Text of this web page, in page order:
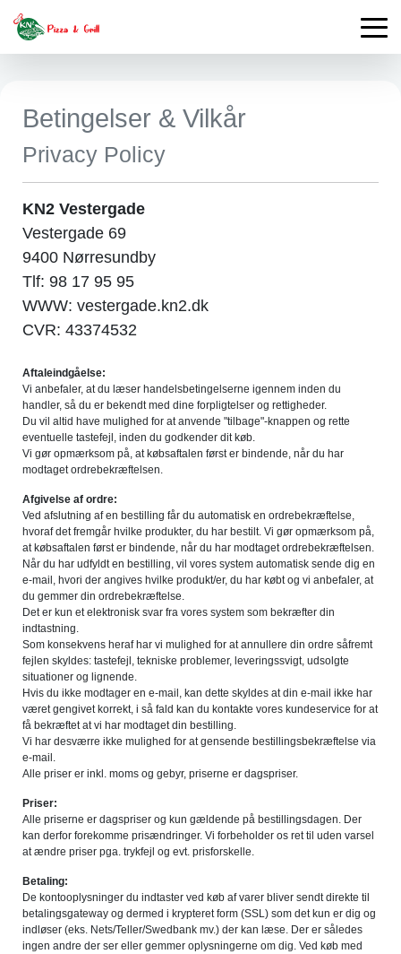
Betingelser & Vilkår
Privacy Policy
KN2 Vestergade
Vestergade 69
9400 Nørresundby
Tlf: 98 17 95 95
WWW: vestergade.kn2.dk
CVR: 43374532
Aftaleindgåelse:
Vi anbefaler, at du læser handelsbetingelserne igennem inden du
handler, så du er bekendt med dine forpligtelser og rettigheder.
Du vil altid have mulighed for at anvende "tilbage"-knappen og rette
eventuelle tastefejl, inden du godkender dit køb.
Vi gør opmærksom på, at købsaftalen først er bindende, når du har
modtaget ordrebekræftelsen.
Afgivelse af ordre:
Ved afslutning af en bestilling får du automatisk en ordrebekræftelse,
hvoraf det fremgår hvilke produkter, du har bestilt. Vi gør opmærksom på,
at købsaftalen først er bindende, når du har modtaget ordrebekræftelsen.
Når du har udfyldt en bestilling, vil vores system automatisk sende dig en
e-mail, hvori der angives hvilke produkt/er, du har købt og vi anbefaler, at
du gemmer din ordrebekræftelse.
Det er kun et elektronisk svar fra vores system som bekræfter din
indtastning.
Som konsekvens heraf har vi mulighed for at annullere din ordre såfremt
fejlen skyldes: tastefejl, tekniske problemer, leveringssvigt, udsolgte
situationer og lignende.
Hvis du ikke modtager en e-mail, kan dette skyldes at din e-mail ikke har
været gengivet korrekt, i så fald kan du kontakte vores kundeservice for at
få bekræftet at vi har modtaget din bestilling.
Vi har desværre ikke mulighed for at gensende bestillingsbekræftelse via
e-mail.
Alle priser er inkl. moms og gebyr, priserne er dagspriser.
Priser:
Alle priserne er dagspriser og kun gældende på bestillingsdagen. Der
kan derfor forekomme prisændringer. Vi forbeholder os ret til uden varsel
at ændre priser pga. trykfejl og evt. prisforskelle.
Betaling:
De kontooplysninger du indtaster ved køb af varer bliver sendt direkte til
betalingsgateway og dermed i krypteret form (SSL) som det kun er dig og
indløser (eks. Nets/Teller/Swedbank mv.) der kan læse. Der er således
ingen andre der ser eller gemmer oplysningerne om dig. Ved køb med